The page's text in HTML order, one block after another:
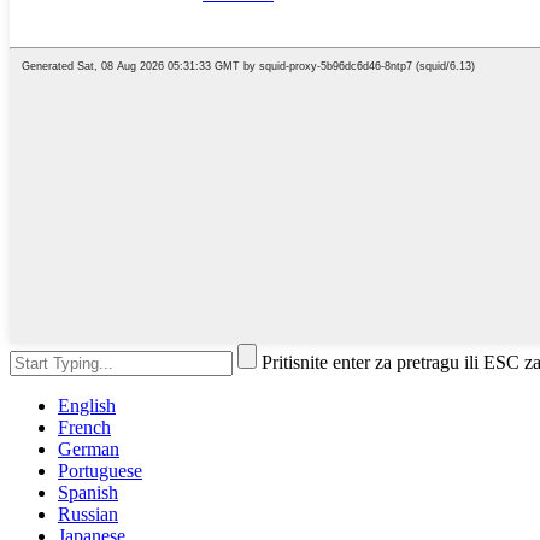
Pritisnite enter za pretragu ili ESC
English
French
German
Portuguese
Spanish
Russian
Japanese